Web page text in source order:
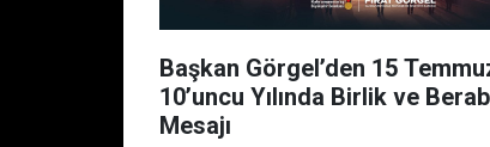
Başkan Görgel’den 15
10’uncu Yılında Birlik ve
Mesajı